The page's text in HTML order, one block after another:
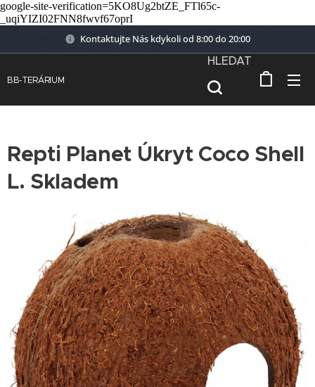
google-site-verification=5KO8Ug2btZE_FTl65c-
_uqiYIZI02FNN8fwvf67oprI
Kontaktujte Nás kdykoli od 8:00 do 20:00
BB-TERÁRIUM
HLEDAT
Repti Planet Úkryt Coco Shell
L. Skladem